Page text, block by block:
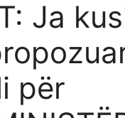
Ja
për